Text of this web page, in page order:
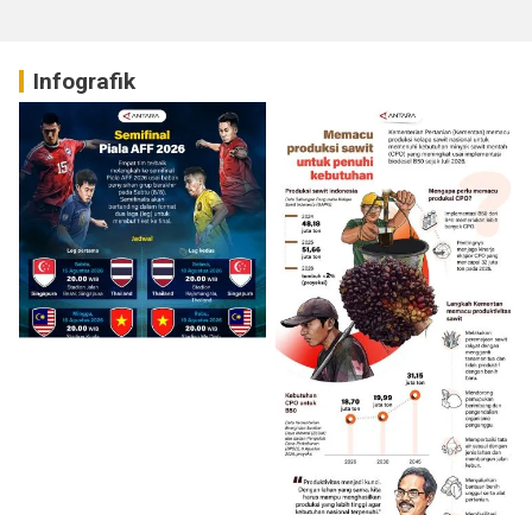
Infografik